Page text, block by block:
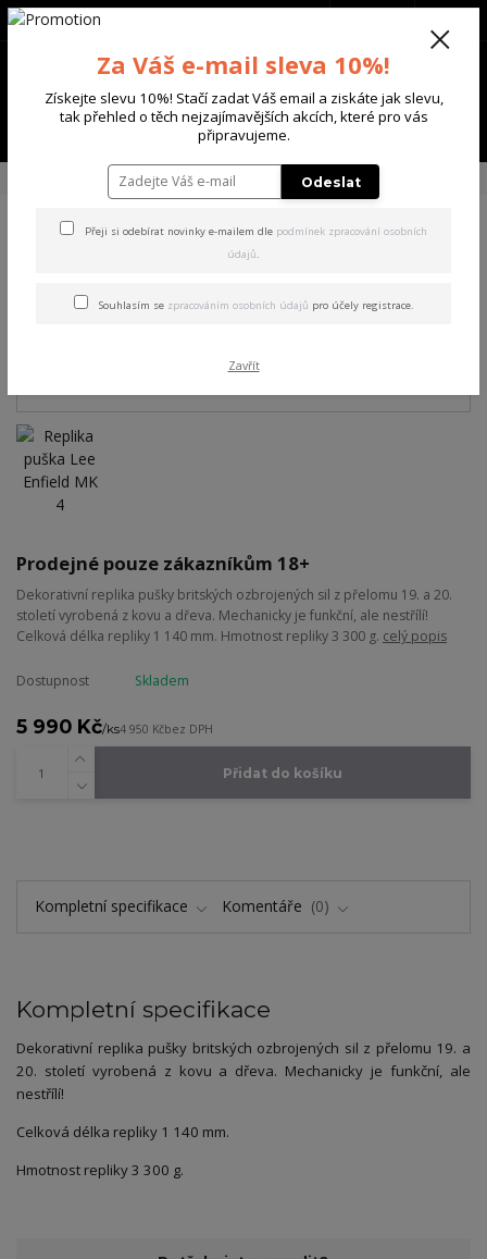
Menu
+420 702 136 620
DALŠÍ ZNAČKY DENIX Replika puška Lee Enfield MK 4
Replika puška Lee Enfield MK
Prodejné pouze zákazníkům 18+
Dekorativní replika pušky britských ozbrojených sil z přelomu 19. a 20.
století vyrobená z kovu a dřeva. Mechanicky je funkční, ale nestřílí!
Celková délka repliky 1 140 mm. Hmotnost repliky 3 300 g. celý popis
Dostupnost Skladem
5 990 Kč/ks4 950 Kčbez DPH
Přidat do košíku
Kompletní specifikace Komentáře 0
Kompletní specifikace
Dekorativní replika pušky britských ozbrojených sil z přelomu 19. a
20. století vyrobená z kovu a dřeva. Mechanicky je funkční, ale
nestřílí!
Celková délka repliky 1 140 mm.
Hmotnost repliky 3 300 g.
Za Váš e-mail sleva 10%!
Získejte slevu 10%! Stačí zadat Váš email a ziskáte jak slevu,
tak přehled o těch nejzajímavějších akcích, které pro vás
připravujeme.
Odeslat
Přeji si odebírat novinky e-mailem dle podmínek zpracování osobních
údajů.
Souhlasím se zpracováním osobních údajů pro účely registrace.
Zavřít